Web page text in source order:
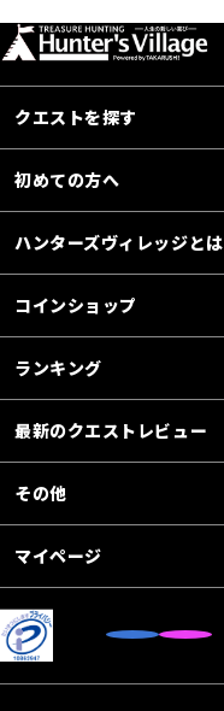
クエストを探す
初めての方へ
ハンターズヴィレッジとは
コインショップ
ランキング
最新のクエストレビュー
その他
マイページ